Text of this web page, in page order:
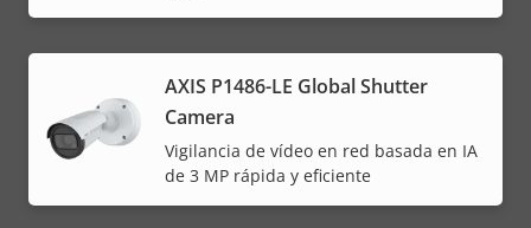
AXIS P1486-LE Global Shutter
Camera
Vigilancia de vídeo en red basada en IA
de 3 MP rápida y eficiente